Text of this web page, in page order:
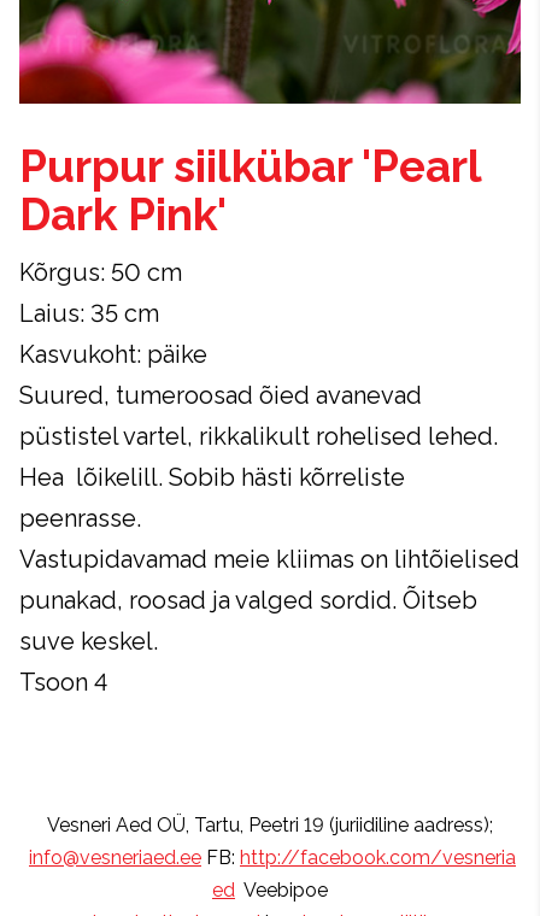
Purpur siilkübar 'Pearl
Dark Pink'
Kõrgus: 50 cm
Laius: 35 cm
Kasvukoht: päike
Suured, tumeroosad õied avanevad
püstistel vartel, rikkalikult rohelised lehed.
Hea lõikelill. Sobib hästi kõrreliste
peenrasse.
Vastupidavamad meie kliimas on lihtõielised
punakad, roosad ja valged sordid. Õitseb
suve keskel.
Tsoon 4
Vesneri Aed OÜ, Tartu, Peetri 19 (juriidiline aadress);
info@vesneriaed.ee FB: http://facebook.com/vesneria
ed Veebipoe